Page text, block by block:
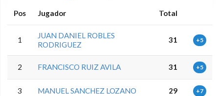
Pos Jugador Total
1
JUAN DANIEL ROBLES
RODRIGUEZ
31 +5
2 FRANCISCO RUIZ AVILA 31 +5
3 MANUEL SANCHEZ LOZANO 29 +7